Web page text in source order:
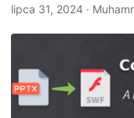
i
g
j
lipca 31, 2024 ·